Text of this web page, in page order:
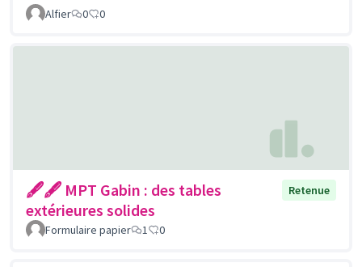
Alfier 0 0
🖋🖋 MPT Gabin : des tables
extérieures solides
Retenue
Formulaire papier 1 0